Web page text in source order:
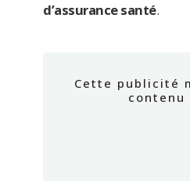
d’assurance santé.